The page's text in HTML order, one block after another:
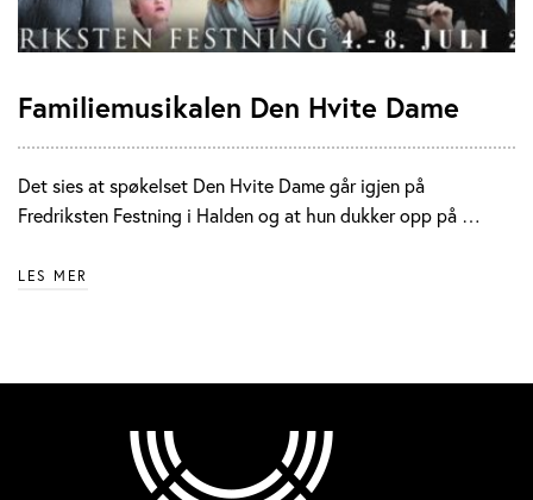
Familiemusikalen Den Hvite Dame
Det sies at spøkelset Den Hvite Dame går igjen på
Fredriksten Festning i Halden og at hun dukker opp på …
LES MER